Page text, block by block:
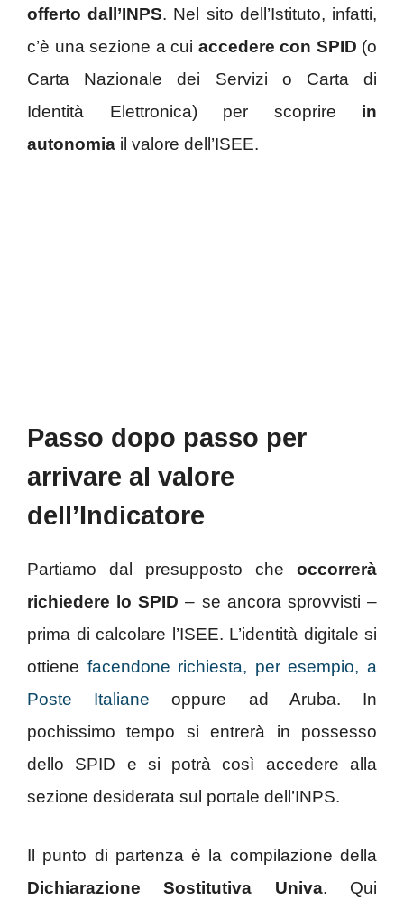
offerto dall’INPS. Nel sito dell’Istituto, infatti,
c’è una sezione a cui accedere con SPID (o
Carta Nazionale dei Servizi o Carta di
Identità Elettronica) per scoprire in
autonomia il valore dell’ISEE.
Passo dopo passo per
arrivare al valore
dell’Indicatore
Partiamo dal presupposto che occorrerà
richiedere lo SPID – se ancora sprovvisti –
prima di calcolare l’ISEE. L’identità digitale si
ottiene facendone richiesta, per esempio, a
Poste Italiane oppure ad Aruba. In
pochissimo tempo si entrerà in possesso
dello SPID e si potrà così accedere alla
sezione desiderata sul portale dell’INPS.
Il punto di partenza è la compilazione della
Dichiarazione Sostitutiva Univa. Qui